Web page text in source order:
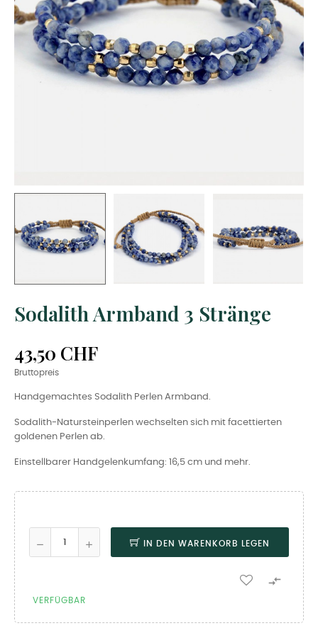
Sodalith Armband 3 Stränge
43,50 CHF
Bruttopreis
Handgemachtes Sodalith Perlen Armband.
Sodalith-Natursteinperlen wechselten sich mit facettierten
goldenen Perlen ab.
Einstellbarer Handgelenkumfang: 16,5 cm und mehr.
IN DEN WARENKORB LEGEN

VERFÜGBAR